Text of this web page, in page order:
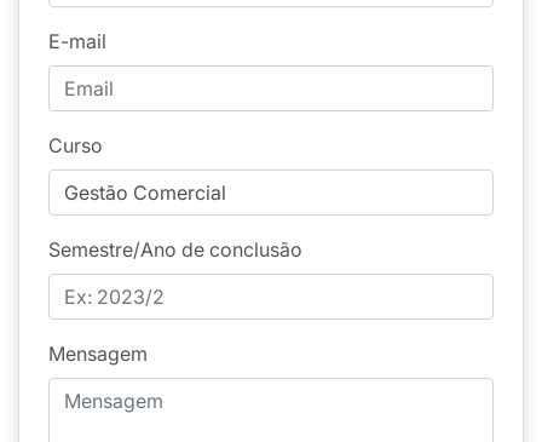
E-mail
Curso
Semestre/Ano de conclusão
Mensagem